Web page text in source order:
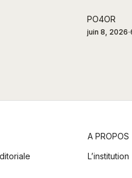
PO4OR
juin 8, 2026
A PROPOS
L’institution